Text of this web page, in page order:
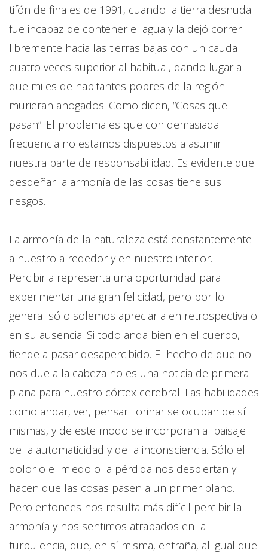
tifón de finales de 1991, cuando la tierra desnuda
fue incapaz de contener el agua y la dejó correr
libremente hacia las tierras bajas con un caudal
cuatro veces superior al habitual, dando lugar a
que miles de habitantes pobres de la región
murieran ahogados. Como dicen, “Cosas que
pasan”. El problema es que con demasiada
frecuencia no estamos dispuestos a asumir
nuestra parte de responsabilidad. Es evidente que
desdeñar la armonía de las cosas tiene sus
riesgos.
La armonía de la naturaleza está constantemente
a nuestro alrededor y en nuestro interior.
Percibirla representa una oportunidad para
experimentar una gran felicidad, pero por lo
general sólo solemos apreciarla en retrospectiva o
en su ausencia. Si todo anda bien en el cuerpo,
tiende a pasar desapercibido. El hecho de que no
nos duela la cabeza no es una noticia de primera
plana para nuestro córtex cerebral. Las habilidades
como andar, ver, pensar i orinar se ocupan de sí
mismas, y de este modo se incorporan al paisaje
de la automaticidad y de la inconsciencia. Sólo el
dolor o el miedo o la pérdida nos despiertan y
hacen que las cosas pasen a un primer plano.
Pero entonces nos resulta más difícil percibir la
armonía y nos sentimos atrapados en la
turbulencia, que, en sí misma, entraña, al igual que